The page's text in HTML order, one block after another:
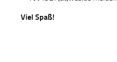
Viel Spaß!